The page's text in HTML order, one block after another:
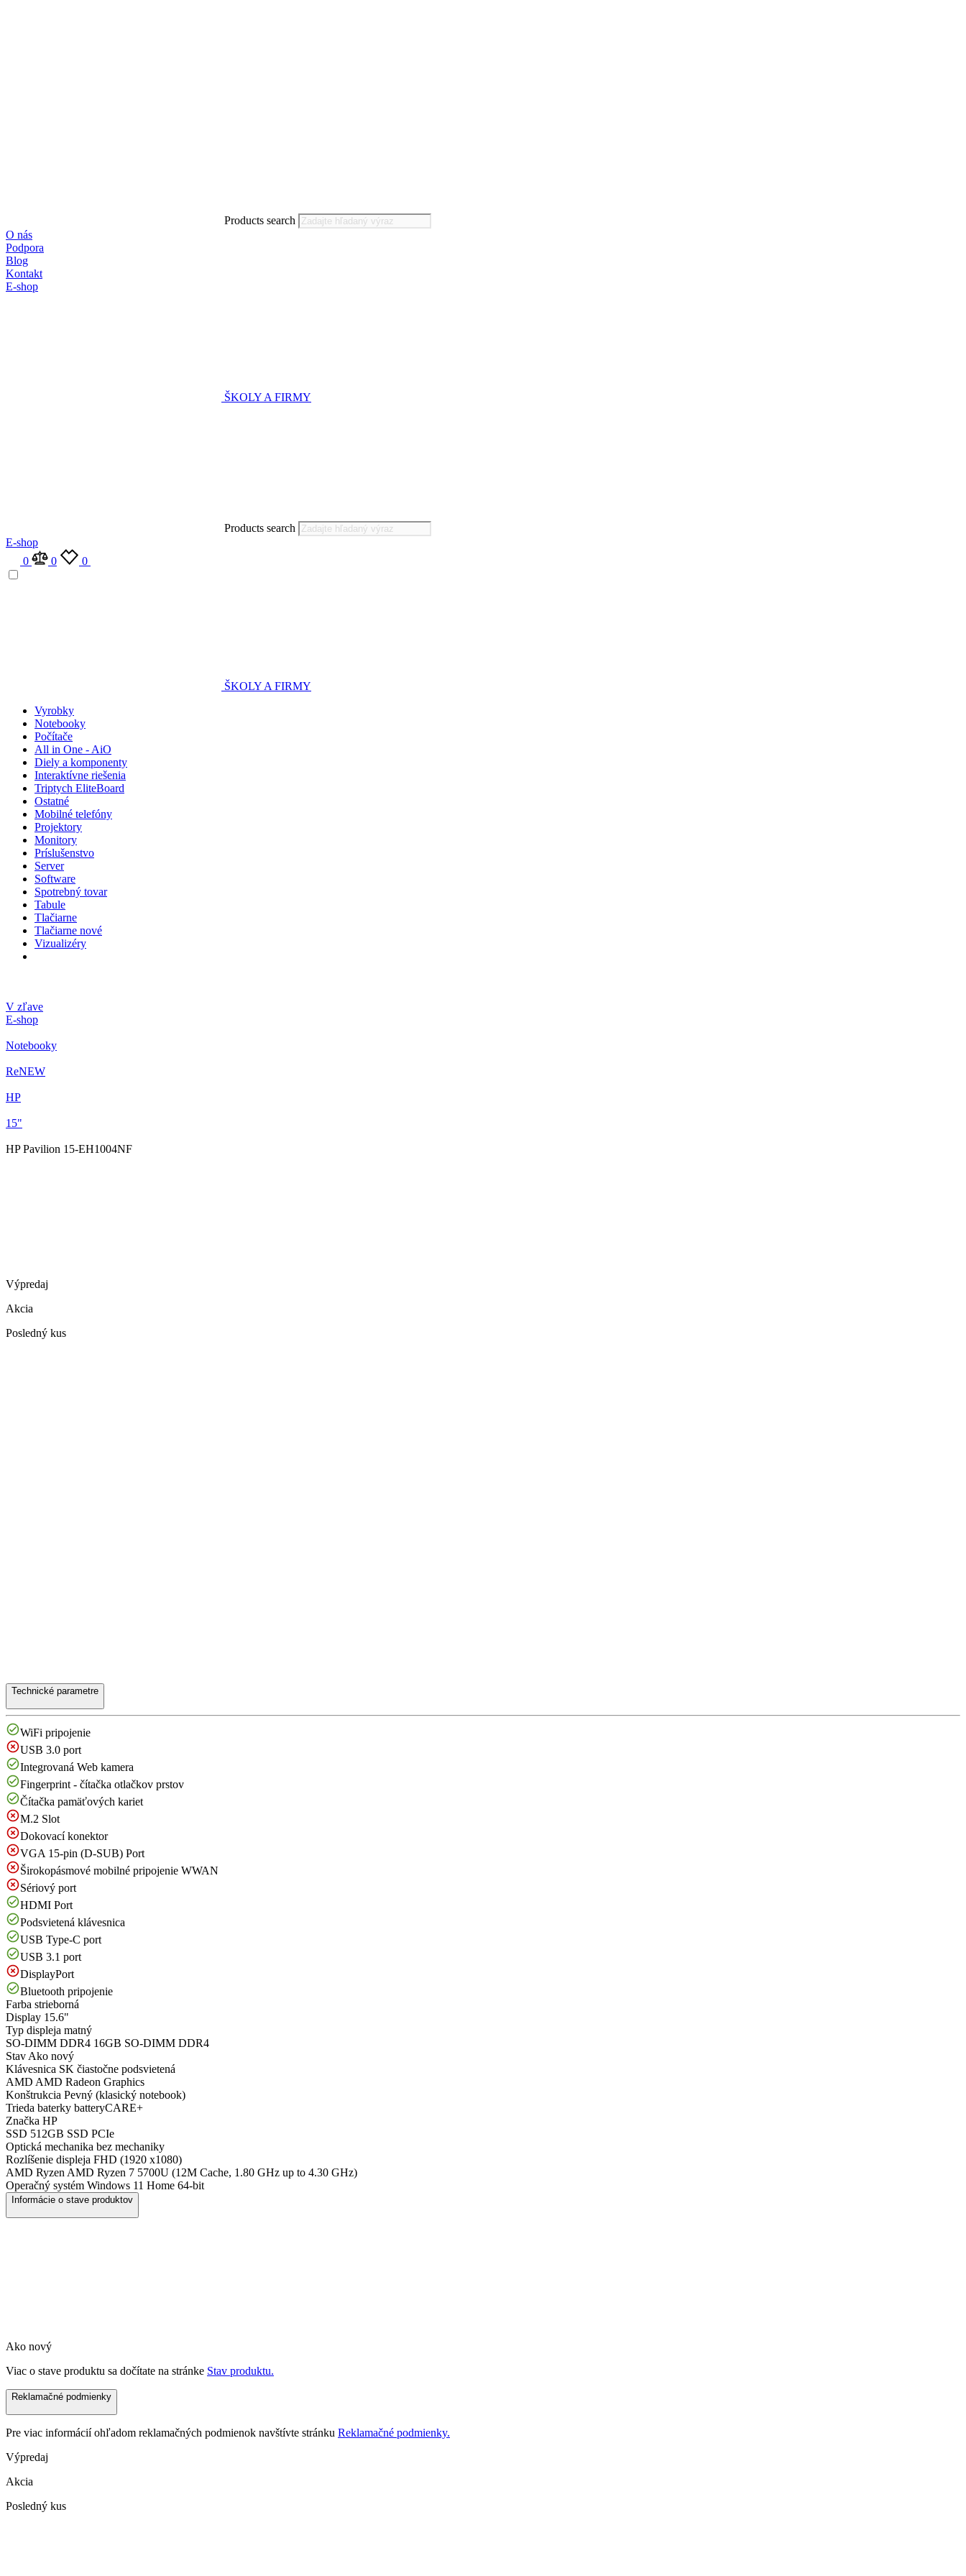
Products search
O nás
Podpora
Blog
Kontakt
E-shop
ŠKOLY A FIRMY
Products search
E-shop
0
0 0
ŠKOLY A FIRMY
Vyrobky
Notebooky
Počítače
All in One - AiO
Diely a komponenty
Interaktívne riešenia
Triptych EliteBoard
Ostatné
Mobilné telefóny
Projektory
Monitory
Príslušenstvo
Server
Software
Spotrebný tovar
Tabule
Tlačiarne
Tlačiarne nové
Vizualizéry
V zľave
E-shop
Notebooky
ReNEW
HP
15"
HP Pavilion 15-EH1004NF
Výpredaj
Akcia
Posledný kus
Technické parametre
WiFi pripojenie
USB 3.0 port
Integrovaná Web kamera
Fingerprint - čítačka otlačkov prstov
Čítačka pamäťových kariet
M.2 Slot
Dokovací konektor
VGA 15-pin (D-SUB) Port
Širokopásmové mobilné pripojenie WWAN
Sériový port
HDMI Port
Podsvietená klávesnica
USB Type-C port
USB 3.1 port
DisplayPort
Bluetooth pripojenie
Farba strieborná
Display 15.6"
Typ displeja matný
SO-DIMM DDR4 16GB SO-DIMM DDR4
Stav Ako nový
Klávesnica SK čiastočne podsvietená
AMD AMD Radeon Graphics
Konštrukcia Pevný (klasický notebook)
Trieda baterky batteryCARE+
Značka HP
SSD 512GB SSD PCIe
Optická mechanika bez mechaniky
Rozlíšenie displeja FHD (1920 x1080)
AMD Ryzen AMD Ryzen 7 5700U (12M Cache, 1.80 GHz up to 4.30 GHz)
Operačný systém Windows 11 Home 64-bit
Informácie o stave produktov
Ako nový
Viac o stave produktu sa dočítate na stránke Stav produktu.
Reklamačné podmienky
Pre viac informácií ohľadom reklamačných podmienok navštívte stránku Reklamačné podmienky.
Výpredaj
Akcia
Posledný kus